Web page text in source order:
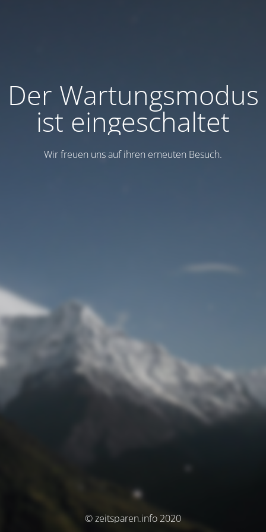
Der Wartungsmodus
ist eingeschaltet
Wir freuen uns auf ihren erneuten Besuch.
© zeitsparen.info 2020